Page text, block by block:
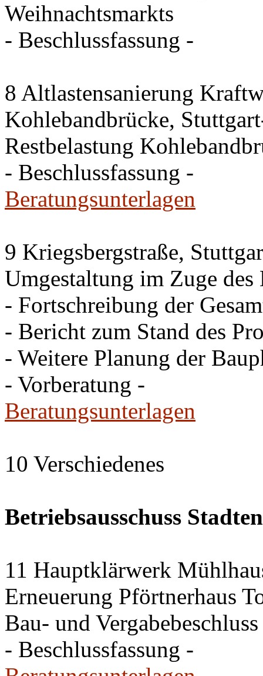
Weihnachtsmarkts
- Beschlussfassung -
8 Altlastensanierung
Kohlebandbrücke,
Restbelastung
- Beschlussfassung -
Beratungsunterlagen
9 Kriegsbergstraße,
Umgestaltung im Zuge
- Fortschreibung der
- Bericht zum Stand des
- Weitere Planung der
- Vorberatung -
Beratungsunterlagen
10 Verschiedenes
Betriebsausschuss
11 Hauptklärwerk
Erneuerung Pförtnerhaus
Bau- und Vergabebeschluss
- Beschlussfassung -